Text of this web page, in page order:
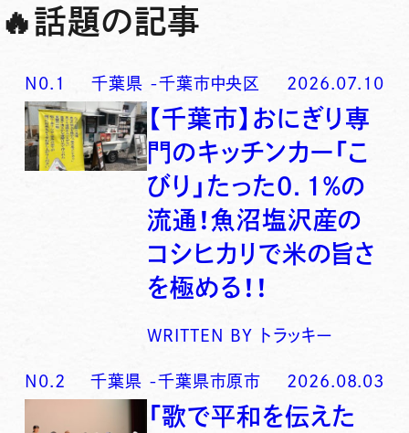
🔥話題の記事
N0. 1 千葉県 -千葉市中央区 2026.07.10
【千葉市】おにぎり専
門のキッチンカー「こ
びり」たった0．1％の
流通！魚沼塩沢産の
コシヒカリで米の旨さ
を極める！！
WRITTEN BY トラッキー
N0. 2 千葉県 -千葉県市原市 2026.08.03
「歌で平和を伝えた